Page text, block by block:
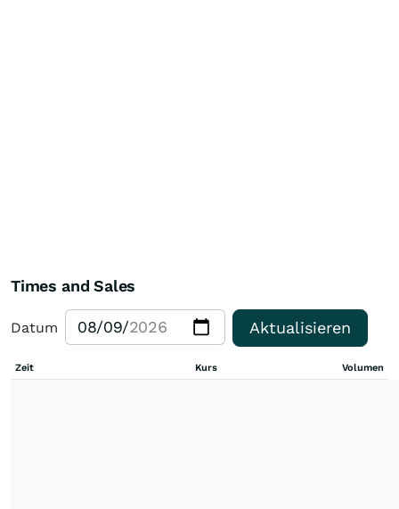
Times and Sales
Datum Aktualisieren
Zeit Kurs Volumen